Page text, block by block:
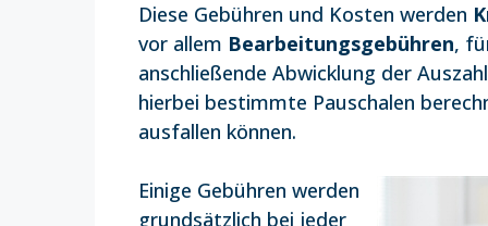
Diese Gebühren und Kosten werden
vor allem Bearbeitungsgebühren,
anschließende Abwicklung der
hierbei bestimmte Pauschalen
ausfallen können.
Einige Gebühren werden
grundsätzlich bei jeder